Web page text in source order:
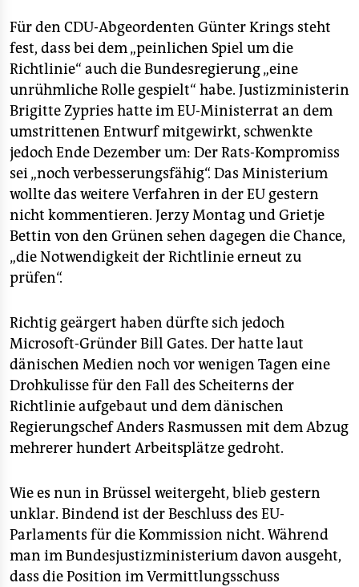
Für den CDU-Abgeordenten Günter Krings steht
fest, dass bei dem „peinlichen Spiel um die
Richtlinie“ auch die Bundesregierung „eine
unrühmliche Rolle gespielt“ habe. Justizministerin
Brigitte Zypries hatte im EU-Ministerrat an dem
umstrittenen Entwurf mitgewirkt, schwenkte
jedoch Ende Dezember um: Der Rats-Kompromiss
sei „noch verbesserungsfähig“. Das Ministerium
wollte das weitere Verfahren in der EU gestern
nicht kommentieren. Jerzy Montag und Grietje
Bettin von den Grünen sehen dagegen die Chance,
„die Notwendigkeit der Richtlinie erneut zu
prüfen“.
Richtig geärgert haben dürfte sich jedoch
Microsoft-Gründer Bill Gates. Der hatte laut
dänischen Medien noch vor wenigen Tagen eine
Drohkulisse für den Fall des Scheiterns der
Richtlinie aufgebaut und dem dänischen
Regierungschef Anders Rasmussen mit dem Abzug
mehrerer hundert Arbeitsplätze gedroht.
Wie es nun in Brüssel weitergeht, blieb gestern
unklar. Bindend ist der Beschluss des EU-
Parlaments für die Kommission nicht. Während
man im Bundesjustizministerium davon ausgeht,
dass die Position im Vermittlungsschuss